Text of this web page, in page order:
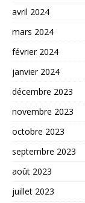
avril 2024
mars 2024
février 2024
janvier 2024
décembre 2023
novembre 2023
octobre 2023
septembre 2023
août 2023
juillet 2023